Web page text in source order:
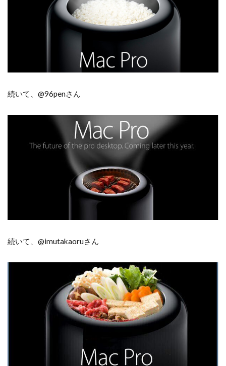
続いて、@96penさん
続いて、@imutakaoruさん